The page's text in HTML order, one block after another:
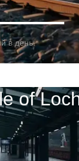
в день:
of